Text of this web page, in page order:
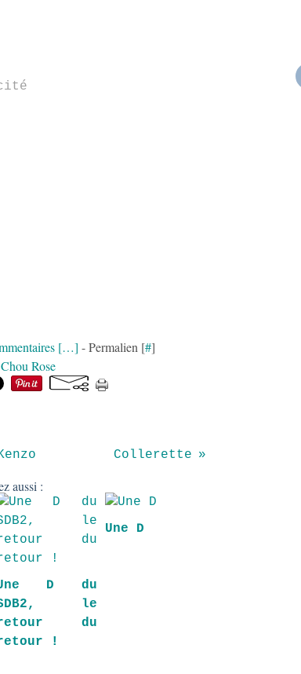
[…] - Permalien [#]
Chou Rose
Collerette
aussi :
D du
le
du
!
Une D